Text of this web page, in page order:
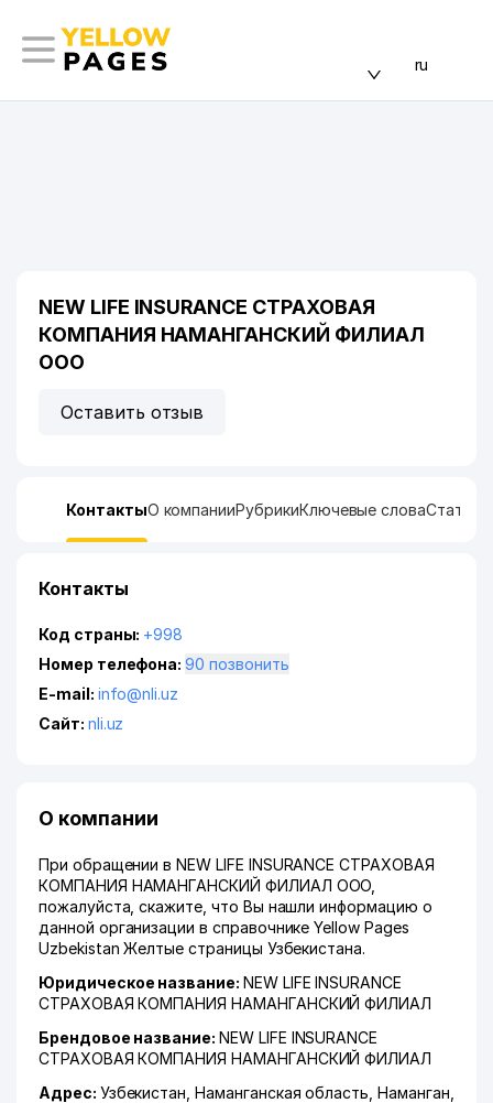
ru
NEW LIFE INSURANCE СТРАХОВАЯ
КОМПАНИЯ НАМАНГАНСКИЙ ФИЛИАЛ
ООО
Оставить отзыв
КонтактыО компанииРубрикиКлючевые слова
Контакты
Код страны: +998
Номер телефона:
90 позвонить
E-mail: info@nli.uz
Сайт: nli.uz
О компании
При обращении в NEW LIFE INSURANCE СТРАХОВАЯ
КОМПАНИЯ НАМАНГАНСКИЙ ФИЛИАЛ ООО,
пожалуйста, скажите, что Вы нашли информацию о
данной организации в справочнике Yellow Pages
Uzbekistan Желтые страницы Узбекистана.
Юридическое название: NEW LIFE INSURANCE
СТРАХОВАЯ КОМПАНИЯ НАМАНГАНСКИЙ ФИЛИАЛ
Брендовое название: NEW LIFE INSURANCE
СТРАХОВАЯ КОМПАНИЯ НАМАНГАНСКИЙ ФИЛИАЛ
Адрес: Узбекистан,Наманганская область Наманган